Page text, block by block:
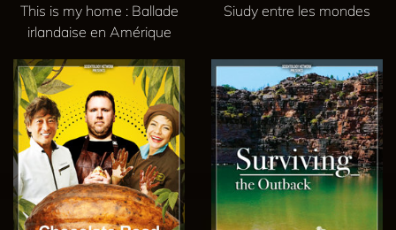
This is my home : Ballade
irlandaise en Amérique
Siudy entre les mondes